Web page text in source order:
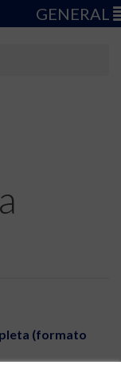
GENERAL
(formato